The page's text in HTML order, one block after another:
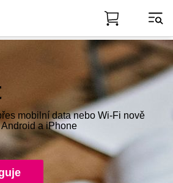
mobilní data nebo Wi-Fi nově
a iPhone